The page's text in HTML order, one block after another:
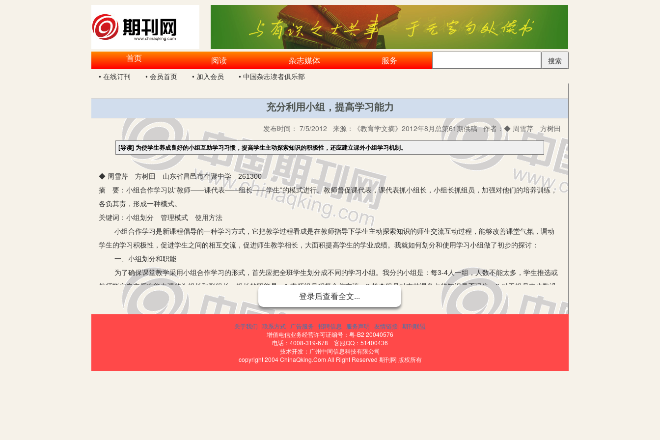
首页 阅读 杂志媒体 服务
搜索
• 在线订刊
• 会员首页 • 加入会员 • 中国杂志读者俱乐部
充分利用小组，提高学习能力
发布时间： 7/5/2012 来源： 《教育学文摘》2012年8月总第61期供稿作者：◆ 周雪芹 方树田
[导读] 为使学生养成良好的小组互助学习习惯，提高学生主动探索知识的积极性，还应建立课外小组学习机制。
◆ 周雪芹 方树田 山东省昌邑市奎聚中学 261300
摘 要：小组合作学习以“教师——课代表——组长——学生”的模式进行。教师督促课代表，课代表抓小组长，小组长抓组员，加强对他们的培养训练，
各负其责，形成一种模式。
关键词：小组划分 管理模式 使用方法
小组合作学习是新课程倡导的一种学习方式，它把教学过程看成是在教师指导下学生主动探索知识的师生交流互动过程，能够改善课堂气氛，调动
学生的学习积极性，促进学生之间的相互交流，促进师生教学相长，大面积提高学生的学业成绩。我就如何划分和使用学习小组做了初步的探讨：
一、小组划分和职能
为了确保课堂教学采用小组合作学习的形式，首先应把全班学生划分成不同的学习小组。我分的小组是：每3-4人一组，人数不能太多，学生推选或
教师指定自主探究能力强的为组长和副组长。组长的职能是：1.带领组员积极合作交流；2.检查组员对本节课盘点的知识是否记住；3.对于组员中少数没
把握好的再负责教会；4.对于个别课堂没完成的在下节上课之前抽时间督促完成；5.课后及时向科代表汇报巩固情况。副组长的职能是检查组长收获的情
况和完成同样的职能。组长和副组长无权放过任何一个学生。我的任务是：调查每小组的检查情况，同时进行纪录，对本节课作一反馈评价。这种学习小
组的划分有利于小组学习过程中各方面都得到优势互补，对所学知识进行巩固提高。
在小组管理上按照“教师——课代表——组长——学生”的模式进行。
登录后查看全文...
关于我们 | 联系方式 | 广告服务 | 招聘信息 | 服务声明 | 友情链接 | 期刊联盟
增值电信业务经营许可证编号：粤-B2 20040576
电话：4008-319-678 客服QQ：51400436
技术开发：广州中同信息科技有限公司
copyright 2004 ChinaQking.Com All Right Reserved 期刊网 版权所有